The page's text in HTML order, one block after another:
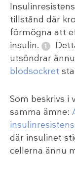
tillstånd där
förmögna att
insulin.
utsöndrar
blodsockret
Som beskrivs i
samma ämne:
insulinresistens
där insulinet
cellerna ännu